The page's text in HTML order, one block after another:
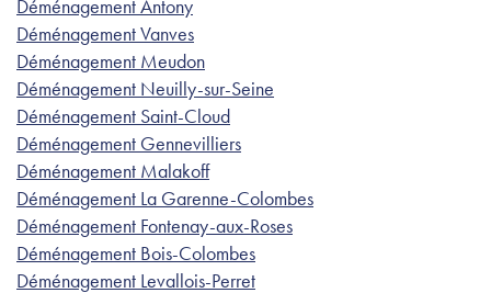
Déménagement Antony
Déménagement Vanves
Déménagement Meudon
Déménagement Neuilly-sur-Seine
Déménagement Saint-Cloud
Déménagement Gennevilliers
Déménagement Malakoff
Déménagement La Garenne-Colombes
Déménagement Fontenay-aux-Roses
Déménagement Bois-Colombes
Déménagement Levallois-Perret